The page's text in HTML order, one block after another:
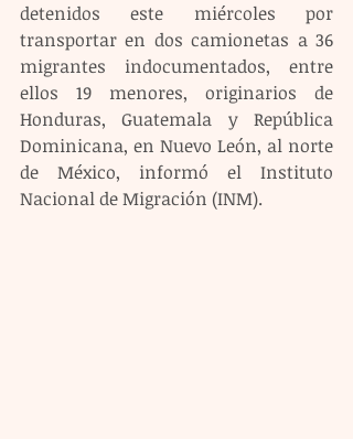
detenidos este miércoles por
transportar en dos camionetas a 36
migrantes indocumentados, entre
ellos 19 menores, originarios de
Honduras, Guatemala y República
Dominicana, en Nuevo León, al norte
de México, informó el Instituto
Nacional de Migración (INM).